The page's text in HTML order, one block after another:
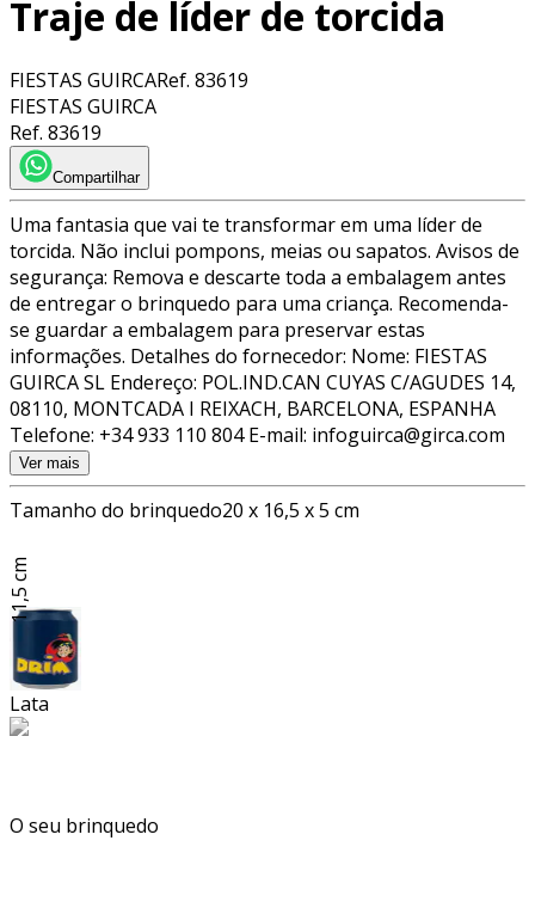
Traje de líder de torcida
FIESTAS GUIRCARef. 83619
FIESTAS GUIRCA
Ref. 83619
Compartilhar
Uma fantasia que vai te transformar em uma líder de
torcida. Não inclui pompons, meias ou sapatos. Avisos de
segurança: Remova e descarte toda a embalagem antes
de entregar o brinquedo para uma criança. Recomenda-
se guardar a embalagem para preservar estas
informações. Detalhes do fornecedor: Nome: FIESTAS
GUIRCA SL Endereço: POL.IND.CAN CUYAS C/AGUDES 14,
08110, MONTCADA I REIXACH, BARCELONA, ESPANHA
Telefone: +34 933 110 804 E-mail: infoguirca@girca.com
Ver mais
Tamanho do brinquedo20 x 16,5 x 5 cm
11,5 cm
Lata
O seu brinquedo